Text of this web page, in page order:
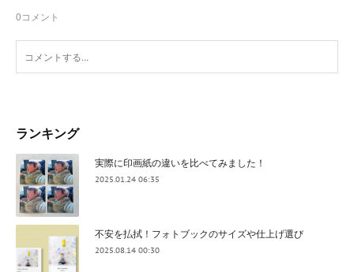
0コメント
ランキング
実際に印画紙の違いを比べてみました！
2025.01.24 06:35
不安を払拭！フォトブックのサイズや仕上げ選び
2025.08.14 00:30